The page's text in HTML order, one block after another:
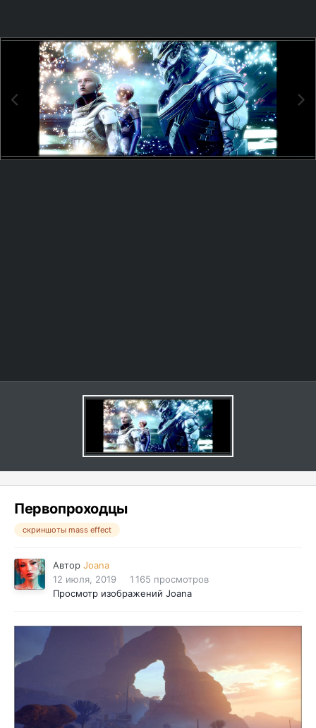
Первопроходцы
скриншоты mass effect
Автор Joana
12 июля, 2019
1 165 просмотров
Просмотр изображений Joana